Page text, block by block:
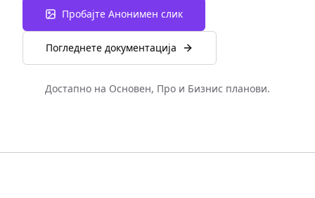
Пробајте Анонимен слик
Погледнете документација
Достапно на Основен, Про и Бизнис планови.